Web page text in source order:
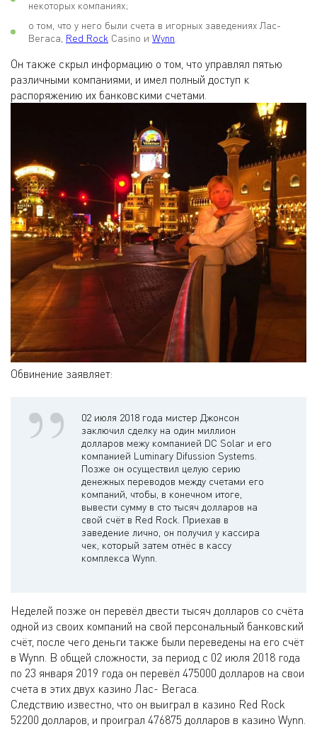
некоторых компаниях;
о том, что у него были счета в игорных заведениях Лас-
Вегаса, Red Rock Casino и Wynn
Он также скрыл информацию о том, что управлял пятью
различными компаниями, и имел полный доступ к
распоряжению их банковскими счетами.
Обвинение заявляет:
02 июля 2018 года мистер Джонсон
заключил сделку на один миллион
долларов межу компанией DC Solar и его
компанией Luminary Difussion Systems.
Позже он осуществил целую серию
денежных переводов между счетами его
компаний, чтобы, в конечном итоге,
вывести сумму в сто тысяч долларов на
свой счёт в Red Rock. Приехав в
заведение лично, он получил у кассира
чек, который затем отнёс в кассу
комплекса Wynn.
Неделей позже он перевёл двести тысяч долларов со счёта
одной из своих компаний на свой персональный банковский
счёт, после чего деньги также были переведены на его счёт
в Wynn. В общей сложности, за период с 02 июля 2018 года
по 23 января 2019 года он перевёл 475000 долларов на свои
счета в этих двух казино Лас- Вегаса.
Следствию известно, что он выиграл в казино Red Rock
52200 долларов, и проиграл 476875 долларов в казино Wynn.